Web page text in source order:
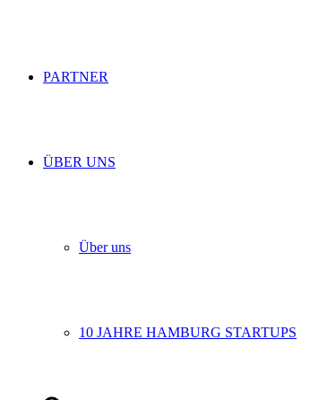
PARTNER
ÜBER UNS
Über uns
10 JAHRE HAMBURG STARTUPS